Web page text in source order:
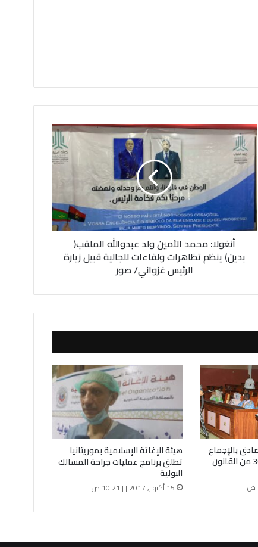
أ
غ
و
:
ح
أ
ي
ن
ل
د
ع
ب
د
و
ا
ل
ل
ه
ل
ب
أنغولا: محمد الأمين ولد عبدوالله الملقب(
بدين) ينظم تظاهرات ولقاءات للجالية قبيل زيارة
الرئيس غزواني/ صور
بالإجماع
على تعديل المادة 306 من القانون
هيئة الإغاثة الإسلامية بموريتانيا
تطلق برنامج عمليات جراحة المسالك
البولية
15 أكتوبر, 2017 | | 10:21 ص